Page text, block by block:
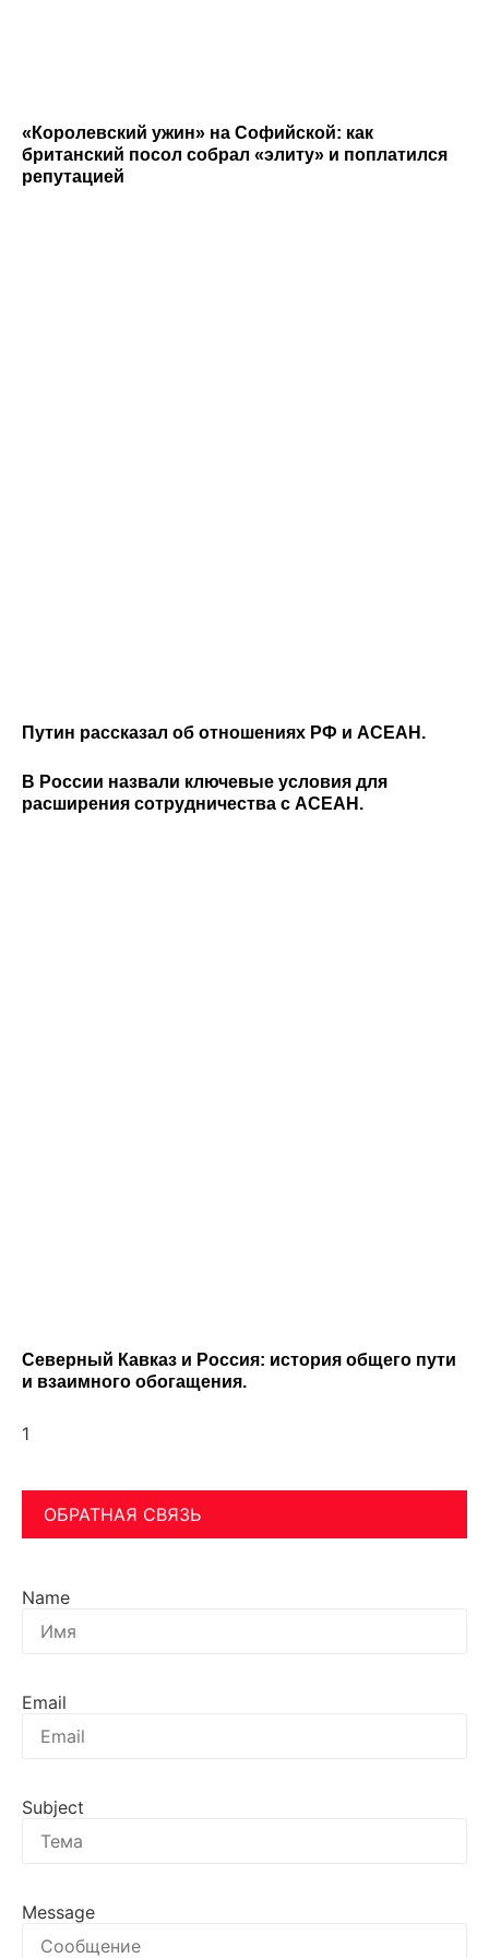
«Королевский ужин» на Софийской: как
британский посол собрал «элиту» и поплатился
репутацией
Путин рассказал об отношениях РФ и АСЕАН.
В России назвали ключевые условия для
расширения сотрудничества с АСЕАН.
Северный Кавказ и Россия: история общего пути
и взаимного обогащения.
ОБРАТНАЯ СВЯЗЬ
Name
Email
Subject
Message